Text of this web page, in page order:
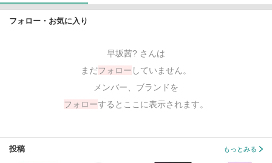
フォロー・お気に入り
早坂茜? さんは
まだフォロー していません。
メンバー、ブランドを
フォローするとここに表示されます。
投稿 もっとみる